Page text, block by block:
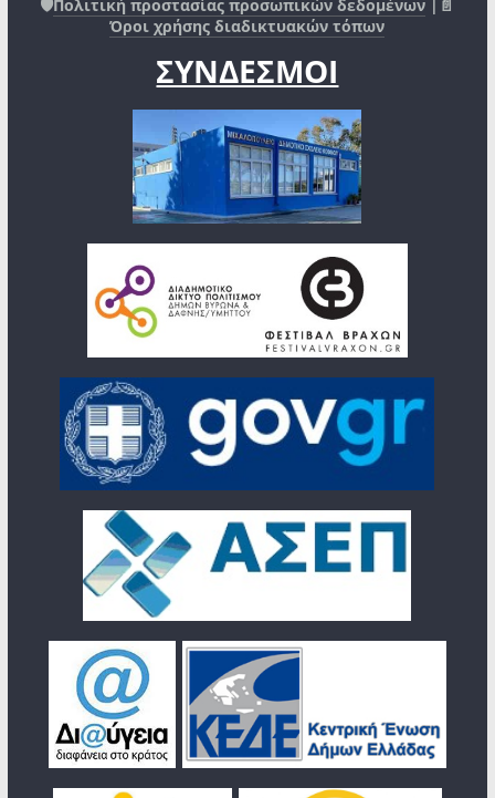
🛡️Πολιτική προστασίας προσωπικών δεδομένων |📄
Όροι χρήσης διαδικτυακών τόπων
ΣΥΝΔΕΣΜΟΙ